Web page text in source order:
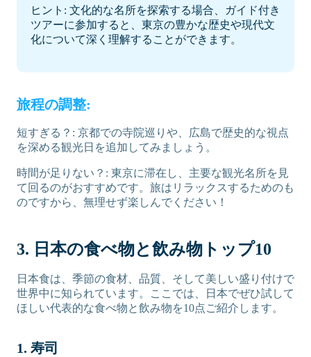
ヒント: 文化的な名所を探索する場合、ガイド付き
ツアーに参加すると、東京の豊かな歴史や現代文
化について深く理解することができます。
旅程の調整:
短すぎる？: 京都での寺院巡りや、広島で歴史的な視点
を深める観光日を追加してみましょう。
時間が足りない？: 東京に滞在し、主要な観光名所を見
て回るのがおすすめです。旅はリラックスするためのも
のですから、無理せず楽しんでください！
3. 日本の食べ物と飲み物トップ10
日本食は、季節の食材、品質、そして美しい盛り付けで
世界中に知られています。ここでは、日本でぜひ試して
ほしい代表的な食べ物と飲み物を10点ご紹介します。
1. 寿司